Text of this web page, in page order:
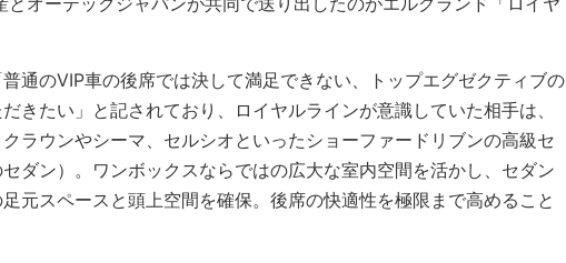
通のVIP車の後席では決して満足できない、トップエグゼクティブの
きたい」と記されており、ロイヤルラインが意識していた相手は、
ラウンやシーマ、セルシオといったショーファードリブンの高級セ
ダン）。ワンボックスならではの広大な室内空間を活かし、セダン
元スペースと頭上空間を確保。後席の快適性を極限まで高めること